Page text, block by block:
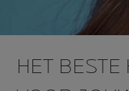
HET